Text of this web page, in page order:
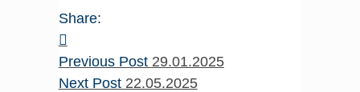
Share:
Previous Post 29.01.2025
Next Post 22.05.2025